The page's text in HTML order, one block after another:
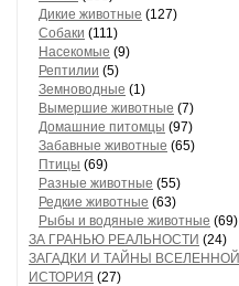
Дикие животные (127)
Собаки (111)
Насекомые (9)
Рептилии (5)
Земноводные (1)
Вымершие животные (7)
Домашние питомцы (97)
Забавные животные (65)
Птицы (69)
Разные животные (55)
Редкие животные (63)
Рыбы и водяные животные (69)
ЗА ГРАНЬЮ РЕАЛЬНОСТИ (24)
ЗАГАДКИ И ТАЙНЫ ВСЕЛЕННОЙ
ИСТОРИЯ (27)